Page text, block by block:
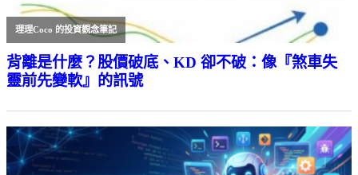
理理Coco 的投資觀念筆記
背離是什麼？股價破底、KD 卻不破：像『煞車失
靈前先變軟』的訊號